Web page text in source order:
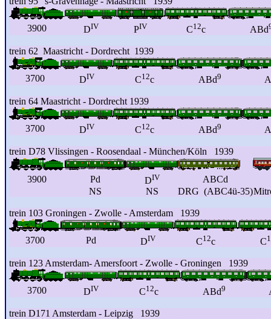
3900 DIV PIV C12c ABd
trein 62 Maastricht - Dordrecht 1939
3700 DIV C12c ABd9
trein 64 Maastricht - Dordrecht 1939
3700 DIV C12c ABd9
trein D78 Vlissingen - Roosendaal - München/Köln 1939
3900 Pd DIV
ABCd
NS
NS DRG (ABC4ü-35)
trein 103 Groningen - Zwolle - Amsterdam 1939
3700 Pd DIV C12c C
trein 123 Amsterdam- Amersfoort - Zwolle - Groningen 1939
3700 DIV C12c ABd9
trein D171 Amsterdam - Leipzig 1939